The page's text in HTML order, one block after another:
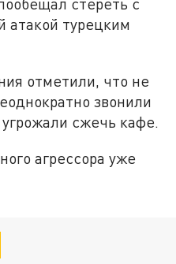
стереть с
атакой турецким
отметили, что не
звонили
сжечь кафе.
агрессора уже